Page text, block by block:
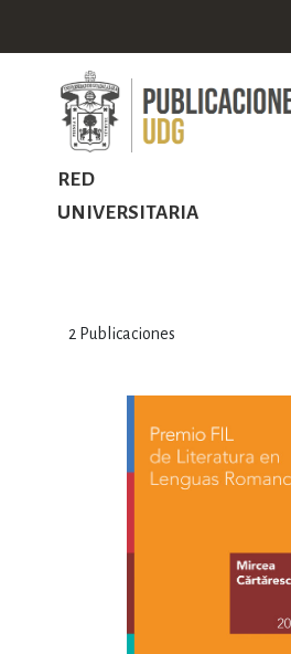
RED
UNIVERSITARIA
2 Publicaciones